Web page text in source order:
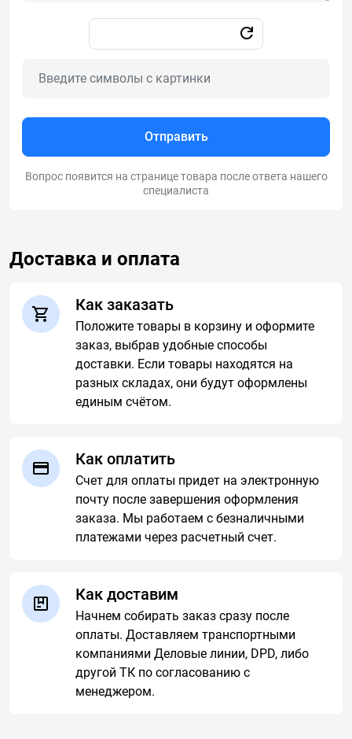
Отправить
Вопрос появится на странице товара после ответа нашего
специалиста
Доставка и оплата
Как заказать
Положите товары в корзину и оформите
заказ, выбрав удобные способы
доставки. Если товары находятся на
разных складах, они будут оформлены
единым счётом.
Как оплатить
Счет для оплаты придет на электронную
почту после завершения оформления
заказа. Мы работаем с безналичными
платежами через расчетный счет.
Как доставим
Начнем собирать заказ сразу после
оплаты. Доставляем транспортными
компаниями Деловые линии, DPD, либо
другой ТК по согласованию с
менеджером.